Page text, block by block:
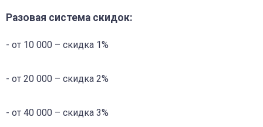
Разовая система скидок:
- от 10 000 – скидка 1%
- от 20 000 – скидка 2%
- от 40 000 – скидка 3%